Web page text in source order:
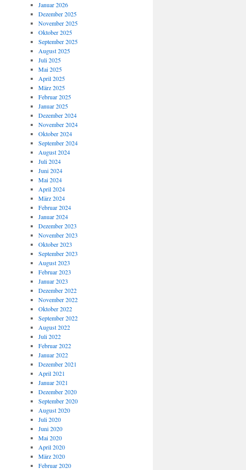
Januar 2026
Dezember 2025
November 2025
Oktober 2025
September 2025
August 2025
Juli 2025
Mai 2025
April 2025
März 2025
Februar 2025
Januar 2025
Dezember 2024
November 2024
Oktober 2024
September 2024
August 2024
Juli 2024
Juni 2024
Mai 2024
April 2024
März 2024
Februar 2024
Januar 2024
Dezember 2023
November 2023
Oktober 2023
September 2023
August 2023
Februar 2023
Januar 2023
Dezember 2022
November 2022
Oktober 2022
September 2022
August 2022
Juli 2022
Februar 2022
Januar 2022
Dezember 2021
April 2021
Januar 2021
Dezember 2020
September 2020
August 2020
Juli 2020
Juni 2020
Mai 2020
April 2020
März 2020
Februar 2020